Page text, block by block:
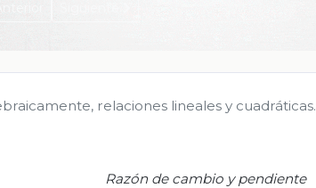
relaciones lineales y cuadráticas.
Razón de cambio y pendiente